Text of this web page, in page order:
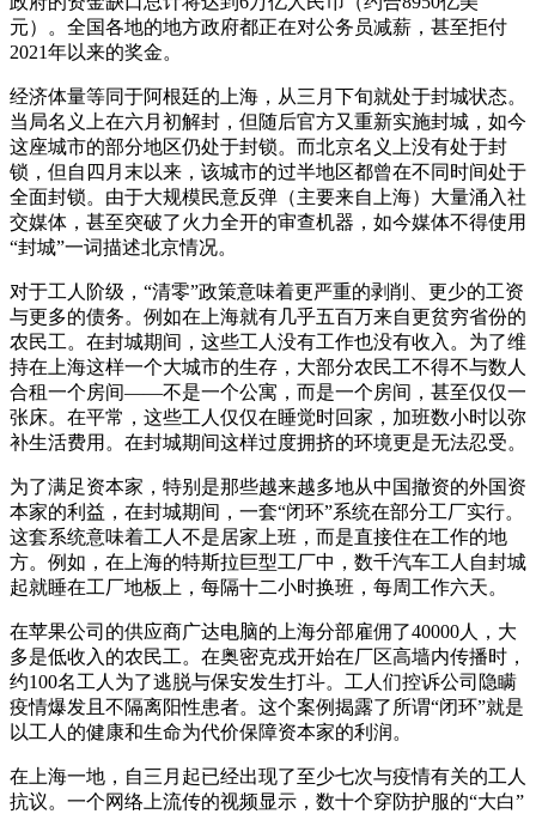
元）。全国各地的地方政府都正在对公务员减薪，甚至拒付
2021年以来的奖金。
经济体量等同于阿根廷的上海，从三月下旬就处于封城状态。
当局名义上在六月初解封，但随后官方又重新实施封城，如今
这座城市的部分地区仍处于封锁。而北京名义上没有处于封
锁，但自四月末以来，该城市的过半地区都曾在不同时间处于
全面封锁。由于大规模民意反弹（主要来自上海）大量涌入社
交媒体，甚至突破了火力全开的审查机器，如今媒体不得使用
“封城”一词描述北京情况。
对于工人阶级，“清零”政策意味着更严重的剥削、更少的工资
与更多的债务。例如在上海就有几乎五百万来自更贫穷省份的
农民工。在封城期间，这些工人没有工作也没有收入。为了维
持在上海这样一个大城市的生存，大部分农民工不得不与数人
合租一个房间——不是一个公寓，而是一个房间，甚至仅仅一
张床。在平常，这些工人仅仅在睡觉时回家，加班数小时以弥
补生活费用。在封城期间这样过度拥挤的环境更是无法忍受。
为了满足资本家，特别是那些越来越多地从中国撤资的外国资
本家的利益，在封城期间，一套“闭环”系统在部分工厂实行。
这套系统意味着工人不是居家上班，而是直接住在工作的地
方。例如，在上海的特斯拉巨型工厂中，数千汽车工人自封城
起就睡在工厂地板上，每隔十二小时换班，每周工作六天。
在苹果公司的供应商广达电脑的上海分部雇佣了40000人，大
多是低收入的农民工。在奥密克戎开始在厂区高墙内传播时，
约100名工人为了逃脱与保安发生打斗。工人们控诉公司隐瞒
疫情爆发且不隔离阳性患者。这个案例揭露了所谓“闭环”就是
以工人的健康和生命为代价保障资本家的利润。
在上海一地，自三月起已经出现了至少七次与疫情有关的工人
抗议。一个网络上流传的视频显示，数十个穿防护服的“大白”